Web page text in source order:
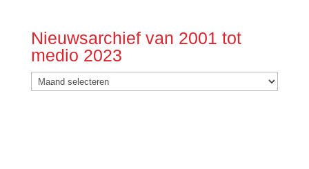
Nieuwsarchief van 2001 tot
medio 2023
Nieuwsarchief
van